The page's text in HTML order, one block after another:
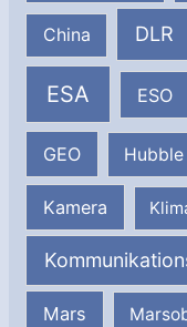
China DLR
ESA ESO
GEO Hubble
Kamera
Mars